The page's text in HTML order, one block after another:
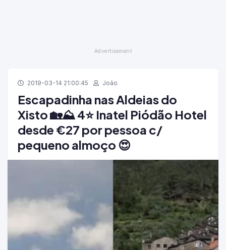
2019-03-14 21:00:45 João
Escapadinha nas Aldeias do
Xisto 🏡⛰️ 4⭐ Inatel Piódão Hotel
desde €27 por pessoa c/
pequeno almoço 😍